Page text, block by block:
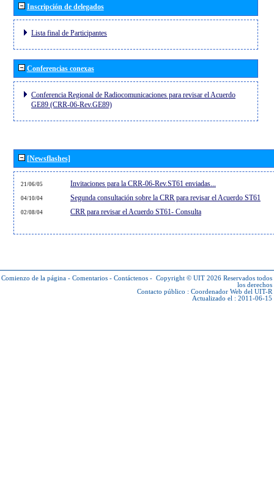
Inscripción de delegados
Lista final de Participantes
Conferencias conexas
Conferencia Regional de Radiocomunicaciones para revisar el Acuerdo
GE89 (CRR-06-Rev.GE89)
[Newsflashes]
21/06/05 Invitaciones para la CRR-06-Rev.ST61 enviadas...
04/10/04 Segunda consultación sobre la CRR para revisar el Acuerdo ST61
02/08/04 CRR para revisar el Acuerdo ST61- Consulta
Comienzo de la página - Comentarios - Contáctenos - Copyright © UIT 2026 Reservados todos
los derechos
Contacto público : Coordenador Web del UIT-R
Actualizado el : 2011-06-15